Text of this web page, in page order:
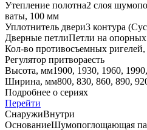
Утепление полотна2 слоя
ваты, 100 мм
Уплотнитель двери3 контура
Дверные петлиПетли на
Кол-во противосъемных
Регулятор притвораесть
Высота, мм1900, 1930, 1960,
Ширина, мм800, 830, 860, 890,
Подробнее о сериях
Перейти
СнаружиВнутри
ОснованиеШумопоглощающая